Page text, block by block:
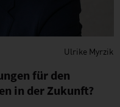
Ulrike Myrzik
für den
in der Zukunft?